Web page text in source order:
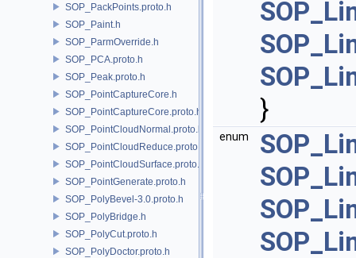
SOP_PackPoints.proto.h
SOP_Paint.h
SOP_ParmOverride.h
SOP_PCA.proto.h
SOP_Peak.proto.h
SOP_PointCaptureCore.h
SOP_PointCaptureCore.proto.h
SOP_PointCloudNormal.proto.h
SOP_PointCloudReduce.proto.h
SOP_PointCloudSurface.proto.h
SOP_PointGenerate.proto.h
SOP_PolyBevel-3.0.proto.h
SOP_PolyBridge.h
SOP_PolyCut.proto.h
SOP_PolyDoctor.proto.h
}
enum